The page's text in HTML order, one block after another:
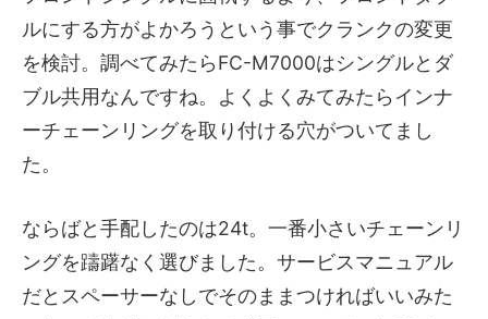
ルにする方がよかろうという事でクランクの変更
を検討。調べてみたらFC-M7000はシングルとダ
ブル共用なんですね。よくよくみてみたらインナ
ーチェーンリングを取り付ける穴がついてまし
た。
ならばと手配したのは24t。一番小さいチェーンリ
ングを躊躇なく選びました。サービスマニュアル
だとスペーサーなしでそのままつければいいみた